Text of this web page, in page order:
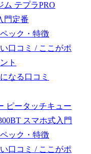
ム テプラPRO
門定番
ック・特徴
口コミ / ここがポ
ト
なる口コミ
ピータッチキュー
スマホ式入門
ック・特徴
口コミ / ここがポ